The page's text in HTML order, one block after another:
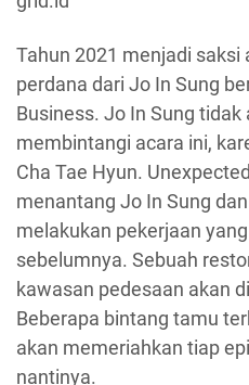
Tahun 2021 menjadi saksi
perdana dari Jo In Sung
Business. Jo In Sung
membintangi acara ini,
Cha Tae Hyun.
menantang Jo In Sung
melakukan pekerjaan
sebelumnya. Sebuah
kawasan pedesaan akan
Beberapa bintang tamu
akan memeriahkan tiap
nantinya.